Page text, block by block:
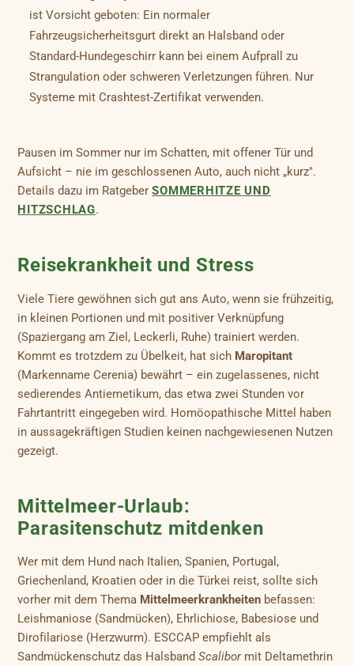
ist Vorsicht geboten: Ein normaler
Fahrzeugsicherheitsgurt direkt an Halsband oder
Standard-Hundegeschirr kann bei einem Aufprall zu
Strangulation oder schweren Verletzungen führen. Nur
Systeme mit Crashtest-Zertifikat verwenden.
Pausen im Sommer nur im Schatten, mit offener Tür und
Aufsicht – nie im geschlossenen Auto, auch nicht „kurz".
Details dazu im RatgeberSOMMERHITZE UND
HITZSCHLAG.
Reisekrankheit und Stress
Viele Tiere gewöhnen sich gut ans Auto, wenn sie frühzeitig,
in kleinen Portionen und mit positiver Verknüpfung
(Spaziergang am Ziel, Leckerli, Ruhe) trainiert werden.
Kommt es trotzdem zu Übelkeit, hat sich Maropitant
(Markenname Cerenia) bewährt – ein zugelassenes, nicht
sedierendes Antiemetikum, das etwa zwei Stunden vor
Fahrtantritt eingegeben wird. Homöopathische Mittel haben
in aussagekräftigen Studien keinen nachgewiesenen Nutzen
gezeigt.
Mittelmeer-Urlaub:
Parasitenschutz mitdenken
Wer mit dem Hund nach Italien, Spanien, Portugal,
Griechenland, Kroatien oder in die Türkei reist, sollte sich
vorher mit dem Thema Mittelmeerkrankheiten befassen:
Leishmaniose (Sandmücken), Ehrlichiose, Babesiose und
Dirofilariose (Herzwurm). ESCCAP empfiehlt als
Sandmückenschutz das HalsbandScalibormit Deltamethrin